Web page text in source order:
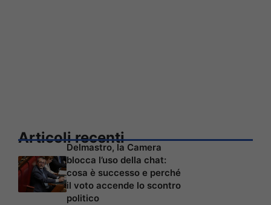
Articoli recenti
Delmastro, la Camera
blocca l’uso della chat:
cosa è successo e perché
il voto accende lo scontro
politico